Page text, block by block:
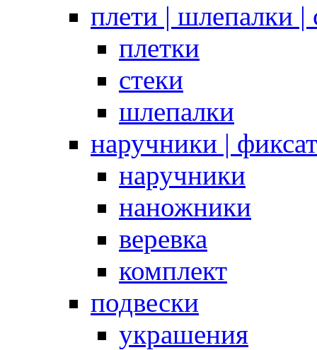
плети | шлепалки |
плетки
стеки
шлепалки
наручники |
наручники
наножники
веревка
комплект
подвески
украшения